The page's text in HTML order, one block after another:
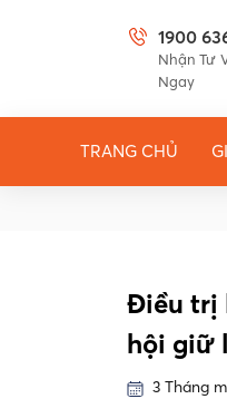
1900
Nhận Tư
Ngay
TRANG CHỦ
Điều trị
hội giữ
3 Tháng